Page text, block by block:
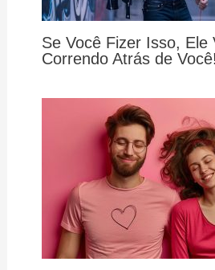
Se Você Fizer Isso, Ele
Correndo Atrás de Você!